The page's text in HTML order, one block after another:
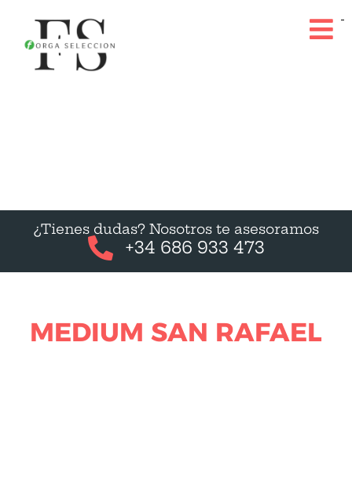
¿Tienes dudas? Nosotros te asesoramos
+34 686 933 473
MEDIUM SAN RAFAEL